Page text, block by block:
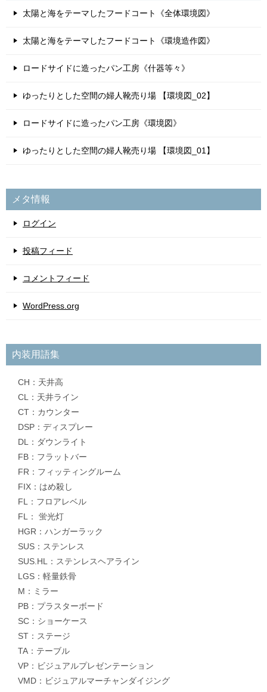
太陽と海をテーマしたフードコート《全体環境図》
太陽と海をテーマしたフードコート《環境造作図》
ロードサイドに造ったパン工房《什器等々》
ゆったりとした空間の婦人靴売り場 【環境図_02】
ロードサイドに造ったパン工房《環境図》
ゆったりとした空間の婦人靴売り場 【環境図_01】
メタ情報
ログイン
投稿フィード
コメントフィード
WordPress.org
内装用語集
CH：天井高
CL：天井ライン
CT：カウンター
DSP：ディスプレー
DL：ダウンライト
FB：フラットバー
FR：フィッティングルーム
FIX：はめ殺し
FL：フロアレベル
FL： 蛍光灯
HGR：ハンガーラック
SUS：ステンレス
SUS.HL：ステンレスヘアライン
LGS：軽量鉄骨
M：ミラー
PB：プラスターボード
SC：ショーケース
ST：ステージ
TA：テーブル
VP：ビジュアルプレゼンテーション
VMD：ビジュアルマーチャンダイジング